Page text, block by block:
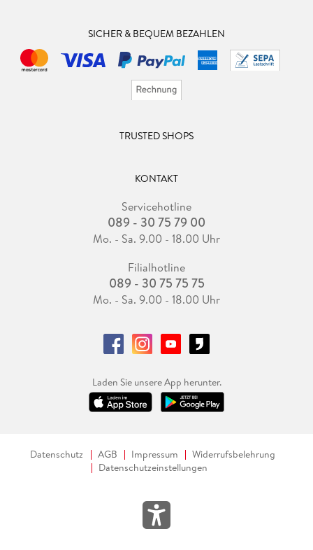
SICHER & BEQUEM BEZAHLEN
TRUSTED SHOPS
KONTAKT
Servicehotline
089 - 30 75 79 00
Mo. - Sa. 9.00 - 18.00 Uhr
Filialhotline
089 - 30 75 75 75
Mo. - Sa. 9.00 - 18.00 Uhr
Laden Sie unsere App herunter.
Datenschutz AGB Impressum
Widerrufsbelehrung
Datenschutzeinstellungen